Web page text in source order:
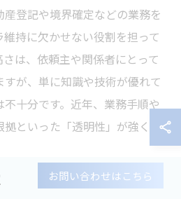
登記や境界確定などの業務を
持に欠かせない役割を担って
は、依頼主や関係者にとって
が、単に知識や技術が優れて
十分です。近年、業務手順や
といった「透明性」が強く求
一般の方にとって分かりにく
お問い合わせはこちら